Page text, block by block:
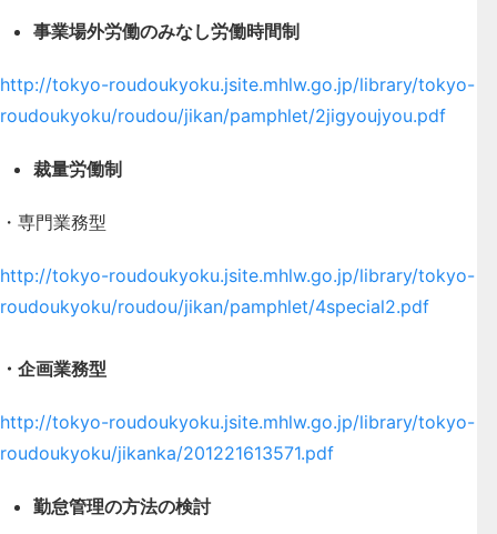
事業場外労働のみなし労働時間制
http://tokyo-roudoukyoku.jsite.mhlw.go.jp/library/tokyo-
roudoukyoku/roudou/jikan/pamphlet/2jigyoujyou.pdf
裁量労働制
・専門業務型
http://tokyo-roudoukyoku.jsite.mhlw.go.jp/library/tokyo-
roudoukyoku/roudou/jikan/pamphlet/4special2.pdf
・企画業務型
http://tokyo-roudoukyoku.jsite.mhlw.go.jp/library/tokyo-
roudoukyoku/jikanka/201221613571.pdf
勤怠管理の方法の検討